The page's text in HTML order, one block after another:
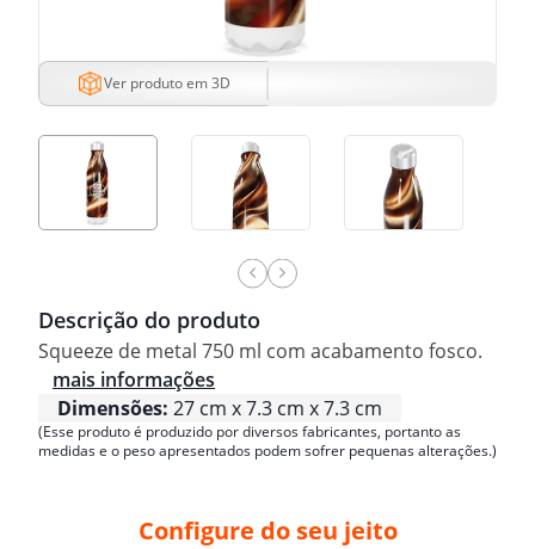
Ver produto em 3D
Descrição do produto
Squeeze de metal 750 ml com acabamento fosco.
mais informações
Dimensões: 27 cm x 7.3 cm x 7.3 cm
(Esse produto é produzido por diversos fabricantes, portanto as
medidas e o peso apresentados podem sofrer pequenas alterações.)
Configure do seu jeito